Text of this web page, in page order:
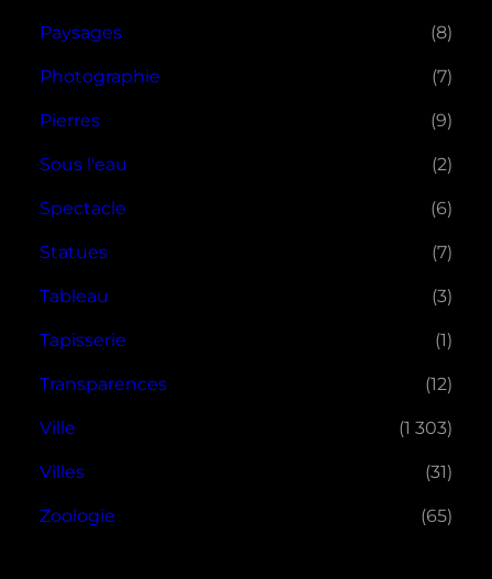
Paysages (8)
Photographie (7)
Pierres (9)
Sous l'eau (2)
Spectacle (6)
Statues (7)
Tableau (3)
Tapisserie (1)
Transparences (12)
Ville (1 303)
Villes (31)
Zoologie (65)